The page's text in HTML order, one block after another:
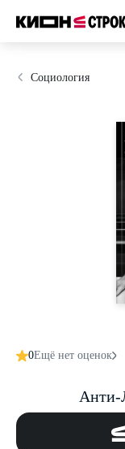
Социология
0Ещё нет оценок
Анти-